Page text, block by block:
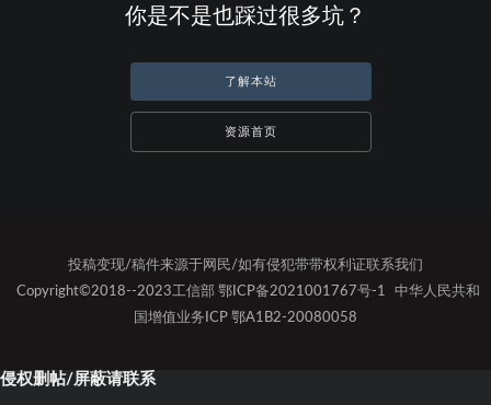
你是不是也踩过很多坑？
了解本站
资源首页
投稿变现/稿件来源于网民/如有侵犯带带权利证联系我们
Copyright©2018--2023工信部 鄂ICP备2021001767号-1
中华人民共和
国增值业务ICP 鄂A1B2-20080058
侵权删帖/屏蔽请联系